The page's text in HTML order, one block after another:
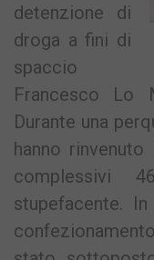
detenzione di
droga a fini di
spaccio
Francesco Lo
Durante una
hanno
complessivi
stupefacente.